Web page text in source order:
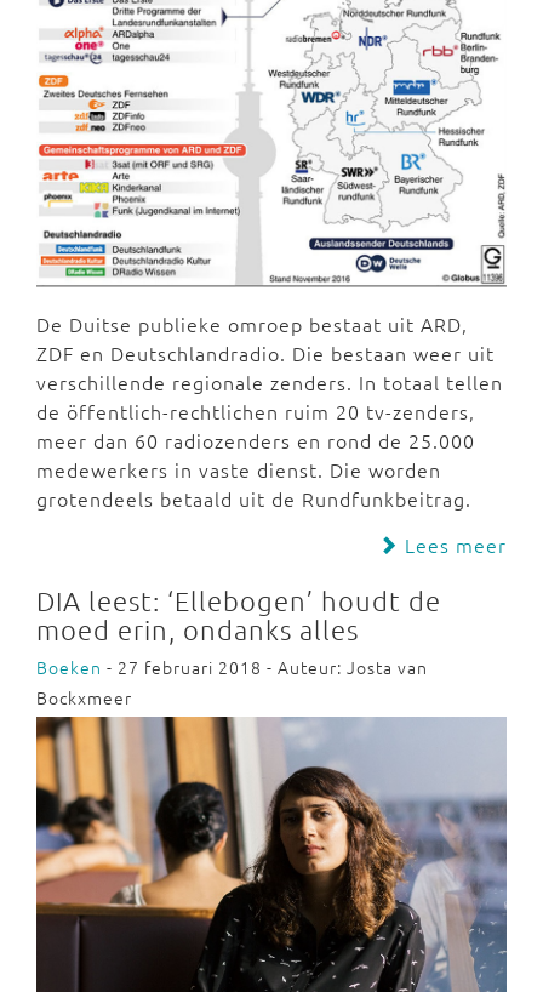
De Duitse publieke omroep bestaat uit ARD,
ZDF en Deutschlandradio. Die bestaan weer uit
verschillende regionale zenders. In totaal tellen
de öffentlich-rechtlichen ruim 20 tv-zenders,
meer dan 60 radiozenders en rond de 25.000
medewerkers in vaste dienst. Die worden
grotendeels betaald uit de Rundfunkbeitrag.
Lees meer
DIA leest: ‘Ellebogen’ houdt de
moed erin, ondanks alles
Boeken - 27 februari 2018 - Auteur: Josta van
Bockxmeer